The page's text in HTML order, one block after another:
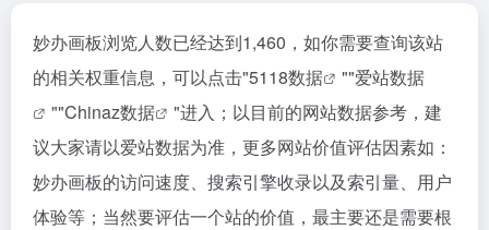
妙办画板浏览人数已经达到1,460，如你需要查询该站
的相关权重信息，可以点击"5118数据 ""爱站数据
""Chinaz数据
"进入；以目前的网站数据参考，建
议大家请以爱站数据为准，更多网站价值评估因素如：
妙办画板的访问速度、搜索引擎收录以及索引量、用户
体验等；当然要评估一个站的价值，最主要还是需要根